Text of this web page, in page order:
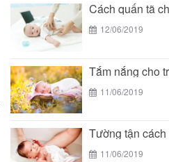
12/06/2019
11/06/2019
11/06/2019